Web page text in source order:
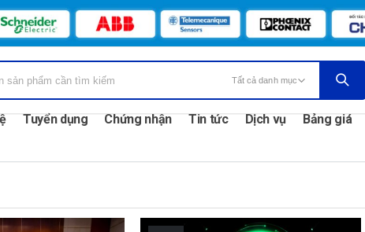
Tuyển dụng Chứng nhận Tin tức Dịch vụ Bảng giá